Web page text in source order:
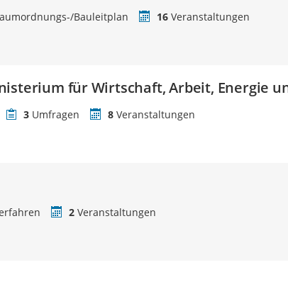
Bauleitplan 16 Veranstaltungen
für Wirtschaft, Arbeit, Energie
3 Umfragen 8 Veranstaltungen
2 Veranstaltungen